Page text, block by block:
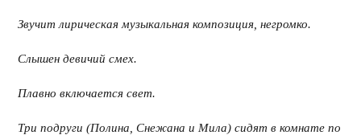
Звучит лирическая музыкальная композиция, негромко.
Слышен девичий смех.
Плавно включается свет.
Три подруги (Полина, Снежана и Мила) сидят в комнате по